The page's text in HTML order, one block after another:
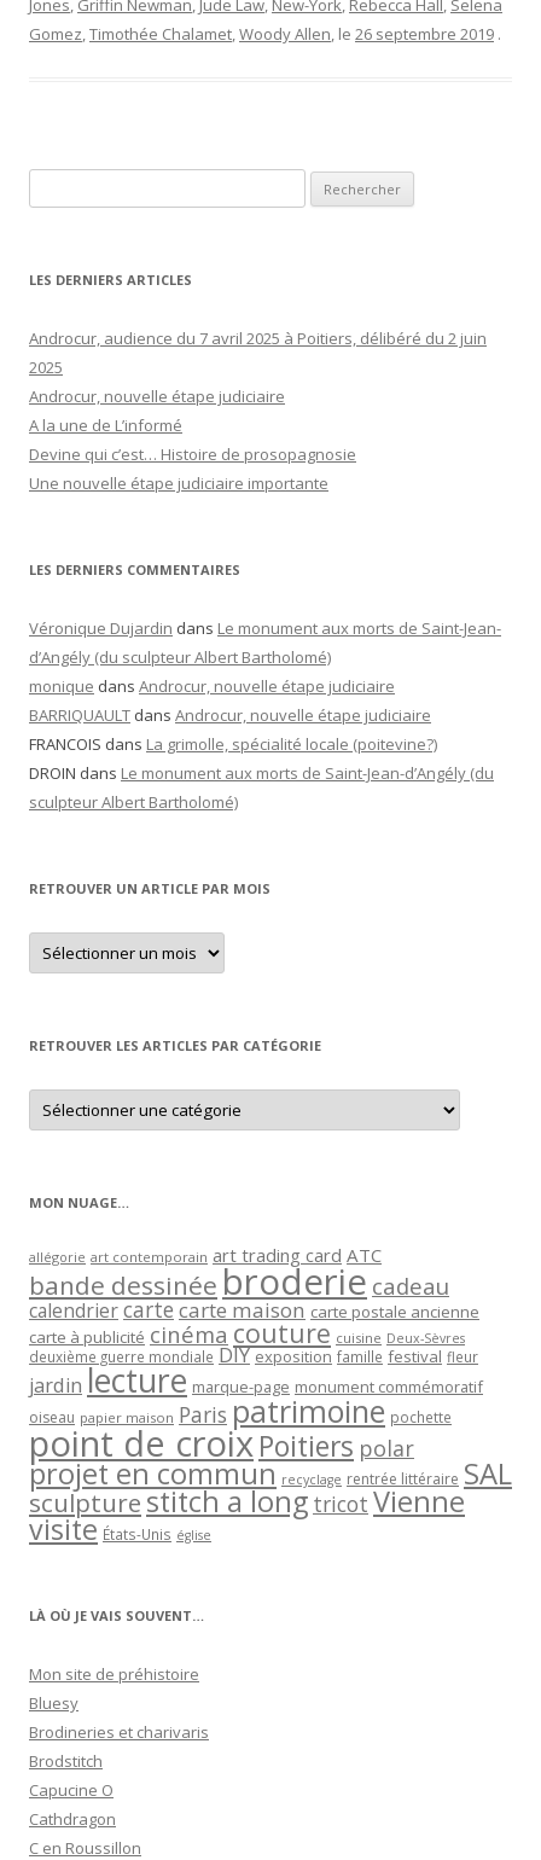
Jones, Griffin Newman, Jude Law, New-York, Rebecca Hall , Selena
Gomez,Timothée Chalamet,Woody Allen, le 26 septembre 2019 .
LES DERNIERS ARTICLES
Androcur, audience du 7 avril 2025 à Poitiers, délibéré du 2 juin
2025
Androcur, nouvelle étape judiciaire
A la une de L’informé
Devine qui c’est… Histoire de prosopagnosie
Une nouvelle étape judiciaire importante
LES DERNIERS COMMENTAIRES
Véronique Dujardin dans Le monument aux morts de Saint-Jean-
d’Angély (du sculpteur Albert Bartholomé)
monique dans Androcur, nouvelle étape judiciaire
BARRIQUAULT dans Androcur, nouvelle étape judiciaire
FRANCOIS dans La grimolle, spécialité locale (poitevine?)
DROIN dans Le monument aux morts de Saint-Jean-d’Angély (du
sculpteur Albert Bartholomé)
RETROUVER UN ARTICLE PAR MOIS
Retrouver
un
article
RETROUVER LES ARTICLES PAR CATÉGORIE
Retrouver
les
articles
MON NUAGE…
allégorie art contemporain art trading card ATC
bande dessinée broderie cadeau
calendriercartecarte maison carte postale ancienne
carte à publicité cinéma couture cuisine Deux-Sèvres
deuxième guerre mondiale DIY exposition famille festival fleur
jardin lecture marque-page monument commémoratif
oiseau papier maison Paris patrimoine pochette
point de croixPoitiers polar
projet en commun recyclage rentrée littéraire SAL
sculpturestitch a long tricot Vienne
visite États-Unis église
LÀ OÙ JE VAIS SOUVENT…
Mon site de préhistoire
Bluesy
Brodineries et charivaris
Brodstitch
Capucine O
Cathdragon
C en Roussillon